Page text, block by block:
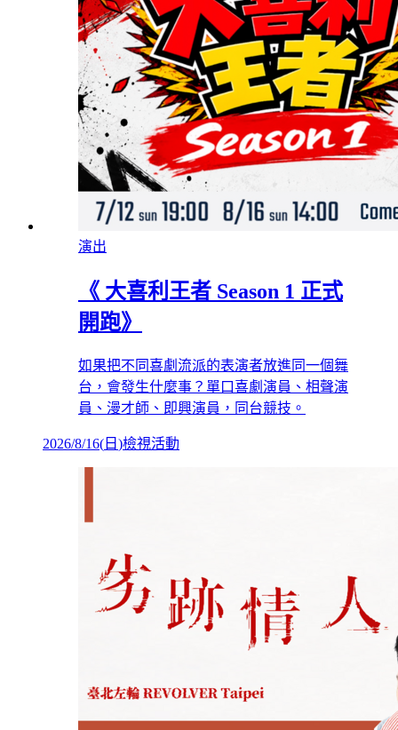
演出
《 大喜利王者 Season 1 正式
開跑》
如果把不同喜劇流派的表演者放進同一個舞
台，會發生什麼事？單口喜劇演員、相聲演
員、漫才師、即興演員，同台競技。
2026/8/16( 日 )檢視活動